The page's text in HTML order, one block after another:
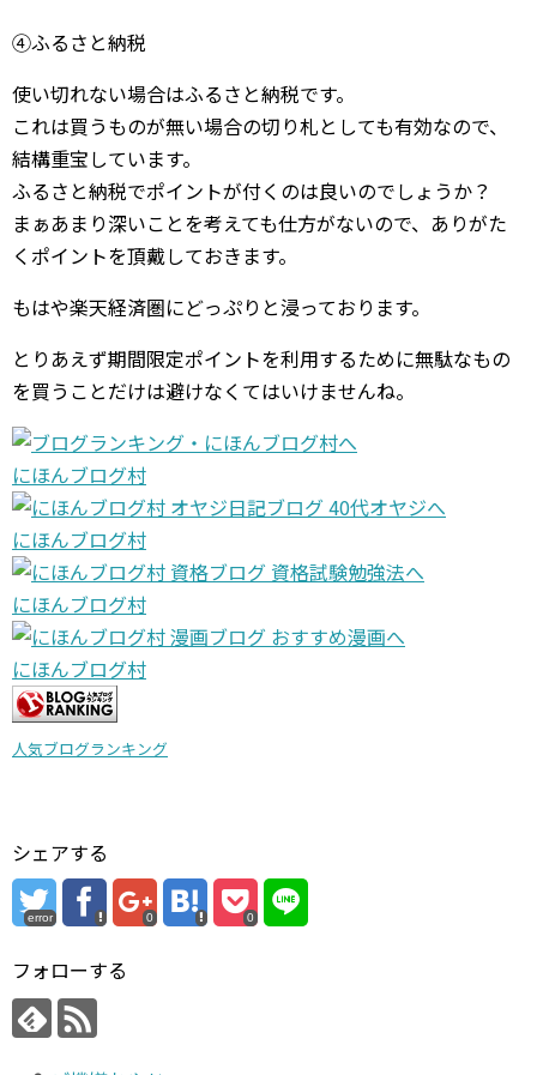
④ふるさと納税
使い切れない場合はふるさと納税です。
これは買うものが無い場合の切り札としても有効なので、
結構重宝しています。
ふるさと納税でポイントが付くのは良いのでしょうか？
まぁあまり深いことを考えても仕方がないので、ありがた
くポイントを頂戴しておきます。
もはや楽天経済圏にどっぷりと浸っております。
とりあえず期間限定ポイントを利用するために無駄なもの
を買うことだけは避けなくてはいけませんね。
にほんブログ村
にほんブログ村
にほんブログ村
にほんブログ村
人気ブログランキング
シェアする
error 0 0
フォローする